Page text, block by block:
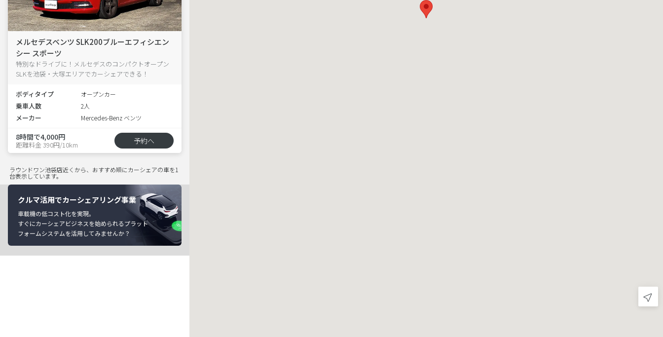
メルセデスベンツ SLK200ブルーエフィシエン
シー スポーツ
特別なドライブに！メルセデスのコンパクトオープン
SLKを池袋・大塚エリアでカーシェアできる！
ボディタイプ オープンカー
乗車人数 2人
メーカー Mercedes-Benz ベンツ
8時間で4,000円
距離料金 390円/10km 予約へ
ラウンドワン池袋店近くから、おすすめ順にカーシェアの車を1
台表示しています。
クルマ活用でカーシェアリング事業
車載機の低コスト化を実現。
すぐにカーシェアビジネスを始められるプラット
フォームシステムを活用してみませんか？